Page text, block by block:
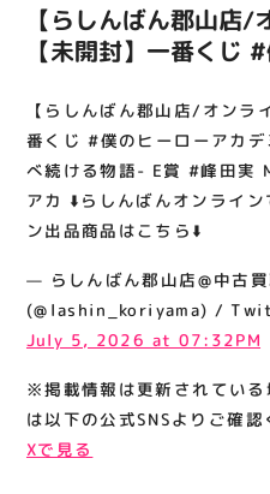
フロアガイド
ACCESS
アクセス・駐車場
関連情報
お知らせ
お問い合わせ
サイトポリシー
運営会社
【らしんばん郡山店/
【未開封】一番くじ
#峰田実
⬇️らしんばんオンラインで販
ンライン出品商品は
【らしんばん郡山店/オンラ
番くじ #僕のヒーローアカ
べ続ける物語- E賞 #峰田実
アカ ⬇️らしんばんオンライ
ン出品商品はこちら⬇️
— らしんばん郡山店@中古
(@lashin_koriyama) /
July 5, 2026 at 07:32PM
※掲載情報は更新されてい
は以下の公式SNSよりご確認
Xで見る